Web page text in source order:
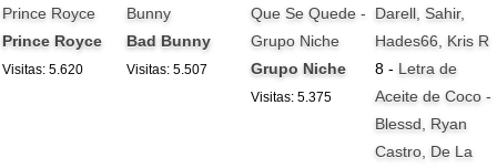
Prince Royce
Prince Royce
Visitas: 5.620
Bunny
Bad Bunny
Visitas: 5.507
Que Se Quede -
Grupo Niche
Grupo Niche
Visitas: 5.375
8 - Letra de
Aceite de Coco -
Blessd, Ryan
Castro, De La